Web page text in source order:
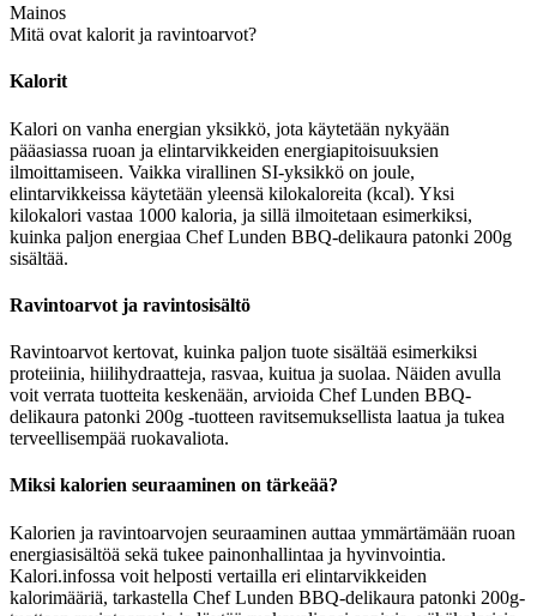
Mainos
Mitä ovat kalorit ja ravintoarvot?
Kalorit
Kalori on vanha energian yksikkö, jota käytetään nykyään
pääasiassa ruoan ja elintarvikkeiden energiapitoisuuksien
ilmoittamiseen. Vaikka virallinen SI-yksikkö on joule,
elintarvikkeissa käytetään yleensä kilokaloreita (kcal). Yksi
kilokalori vastaa 1000 kaloria, ja sillä ilmoitetaan esimerkiksi,
kuinka paljon energiaa Chef Lunden BBQ-delikaura patonki 200g
sisältää.
Ravintoarvot ja ravintosisältö
Ravintoarvot kertovat, kuinka paljon tuote sisältää esimerkiksi
proteiinia, hiilihydraatteja, rasvaa, kuitua ja suolaa. Näiden avulla
voit verrata tuotteita keskenään, arvioida Chef Lunden BBQ-
delikaura patonki 200g -tuotteen ravitsemuksellista laatua ja tukea
terveellisempää ruokavaliota.
Miksi kalorien seuraaminen on tärkeää?
Kalorien ja ravintoarvojen seuraaminen auttaa ymmärtämään ruoan
energiasisältöä sekä tukee painonhallintaa ja hyvinvointia.
Kalori.infossa voit helposti vertailla eri elintarvikkeiden
kalorimääriä, tarkastella Chef Lunden BBQ-delikaura patonki 200g-